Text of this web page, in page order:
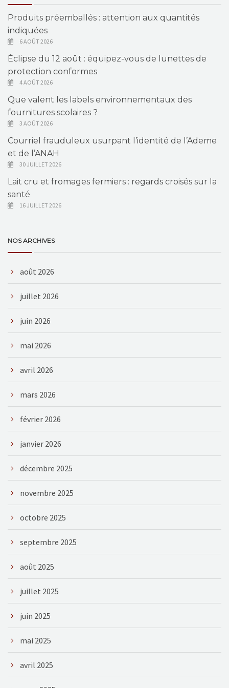
Produits préemballés : attention aux quantités
indiquées
6 AOÛT 2026
Éclipse du 12 août : équipez-vous de lunettes de
protection conformes
4 AOÛT 2026
Que valent les labels environnementaux des
fournitures scolaires ?
3 AOÛT 2026
Courriel frauduleux usurpant l’identité de l’Ademe
et de l’ANAH
30 JUILLET 2026
Lait cru et fromages fermiers : regards croisés sur la
santé
16 JUILLET 2026
NOS ARCHIVES
août 2026
juillet 2026
juin 2026
mai 2026
avril 2026
mars 2026
février 2026
janvier 2026
décembre 2025
novembre 2025
octobre 2025
septembre 2025
août 2025
juillet 2025
juin 2025
mai 2025
avril 2025